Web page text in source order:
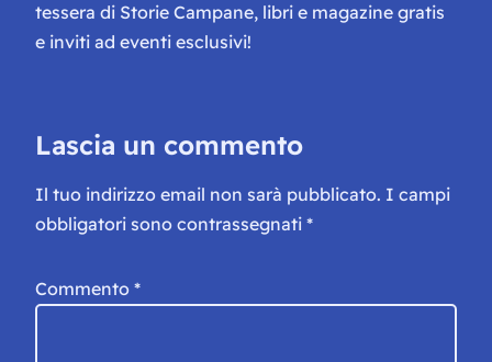
tessera di Storie Campane, libri e magazine gratis
e inviti ad eventi esclusivi!
Lascia un commento
Il tuo indirizzo email non sarà pubblicato. I campi
obbligatori sono contrassegnati *
Commento *